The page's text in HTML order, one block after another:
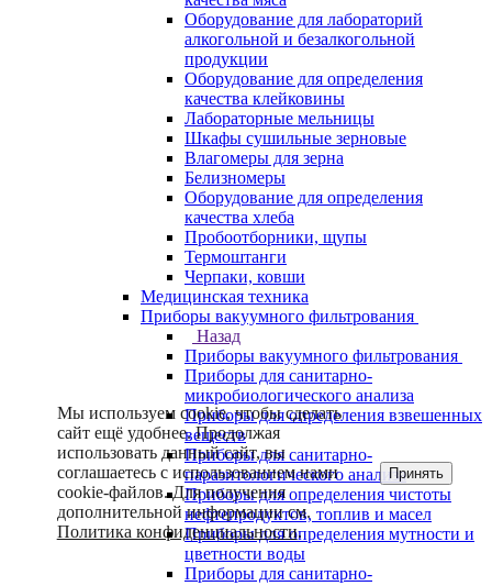
Оборудование для лабораторий
алкогольной и безалкогольной
продукции
Оборудование для определения
качества клейковины
Лабораторные мельницы
Шкафы сушильные зерновые
Влагомеры для зерна
Белизномеры
Оборудование для определения
качества хлеба
Пробоотборники, щупы
Термоштанги
Черпаки, ковши
Медицинская техника
Приборы вакуумного фильтрования
Назад
Приборы вакуумного фильтрования
Приборы для санитарно-
микробиологического анализа
Приборы для определения взвешенных
веществ
Приборы для санитарно-
паразитологического анализа
Приборы для определения чистоты
нефтепродуктов, топлив и масел
Приборы для определения мутности и
цветности воды
Приборы для санитарно-
Мы используем cookie, чтобы сделать
сайт ещё удобнее. Продолжая
использовать данный сайт, вы
соглашаетесь с использованием нами
cookie-файлов. Для получения
дополнительной информации см.
Политика конфиденциальности.
Принять